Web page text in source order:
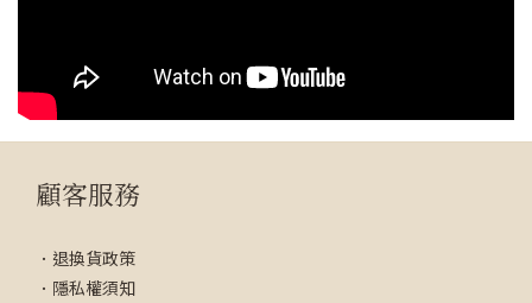
顧客服務
． 退換貨政策
． 隱私權須知